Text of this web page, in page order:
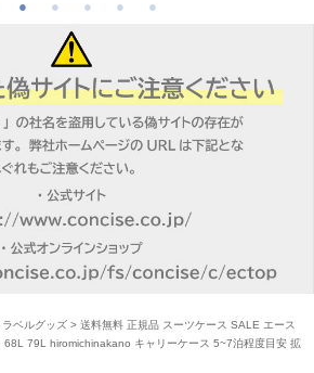
ベルグッズ> 送料無料 正規品 スーツケース SALE エース
79L hiromichinakano キャリーケース 5~7泊程度目安 拡